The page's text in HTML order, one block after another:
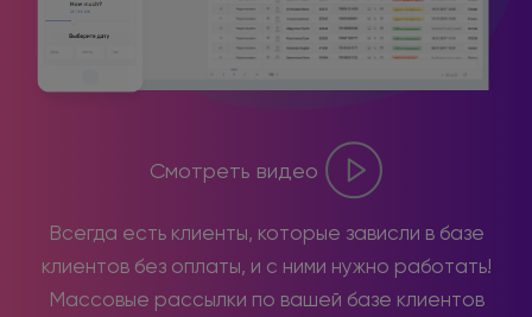
Смотреть видео
Всегда есть клиенты, которые зависли в базе
клиентов без оплаты, и с ними нужно работать!
Массовые рассылки по вашей базе клиентов